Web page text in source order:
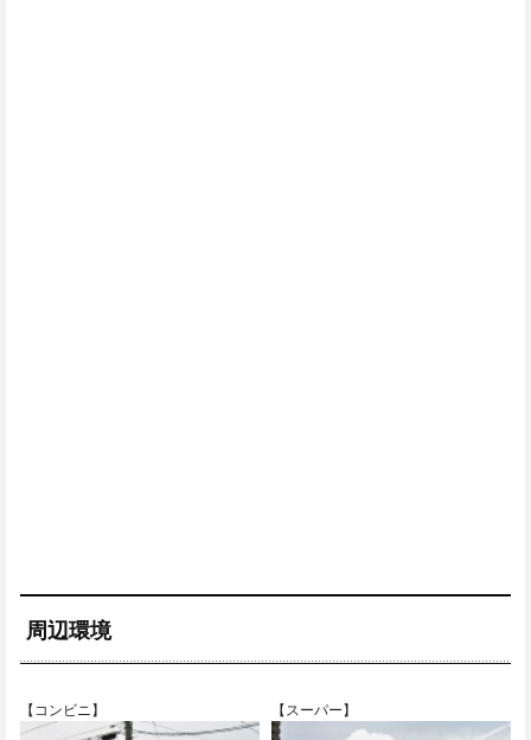
周辺環境
【コンビニ】 【スーパー】